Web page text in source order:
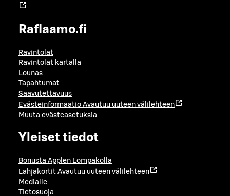
Raflaamo.fi
Ravintolat
Ravintolat kartalla
Lounas
Tapahtumat
Saavutettavuus
Evästeinformaatio Avautuu uuteen välilehteen
Muuta evästeasetuksia
Yleiset tiedot
Bonusta Applen Lompakolla
Lahjakortit Avautuu uuteen välilehteen
Medialle
Tietosuoja